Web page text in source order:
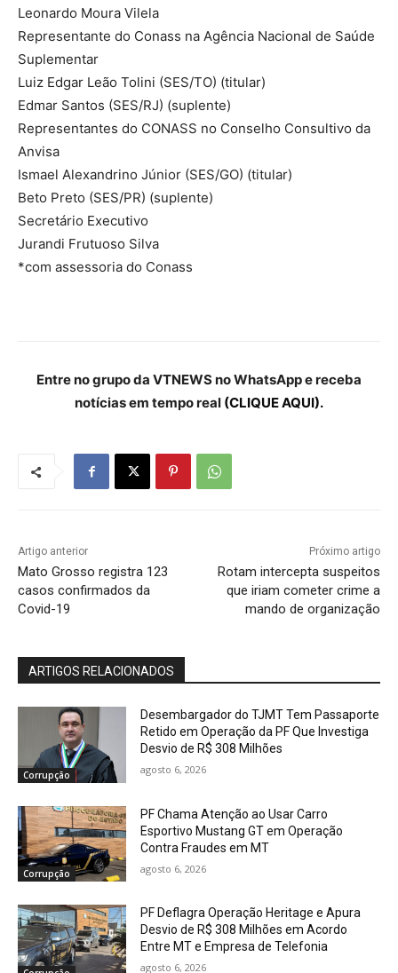
Leonardo Moura Vilela
Representante do Conass na Agência Nacional de Saúde
Suplementar
Luiz Edgar Leão Tolini (SES/TO) (titular)
Edmar Santos (SES/RJ) (suplente)
Representantes do CONASS no Conselho Consultivo da
Anvisa
Ismael Alexandrino Júnior (SES/GO) (titular)
Beto Preto (SES/PR) (suplente)
Secretário Executivo
Jurandi Frutuoso Silva
*com assessoria do Conass
Entre no grupo da VTNEWS no WhatsApp e receba
notícias em tempo real (CLIQUE AQUI).
Artigo anterior
Mato Grosso registra 123
casos confirmados da
Covid-19
Próximo artigo
Rotam intercepta suspeitos
que iriam cometer crime a
mando de organização
ARTIGOS RELACIONADOS
Corrupção
Desembargador do TJMT Tem Passaporte
Retido em Operação da PF Que Investiga
Desvio de R$ 308 Milhões
agosto 6, 2026
Corrupção
PF Chama Atenção ao Usar Carro
Esportivo Mustang GT em Operação
Contra Fraudes em MT
agosto 6, 2026
PF Deflagra Operação Heritage e Apura
Desvio de R$ 308 Milhões em Acordo
Entre MT e Empresa de Telefonia
agosto 6, 2026